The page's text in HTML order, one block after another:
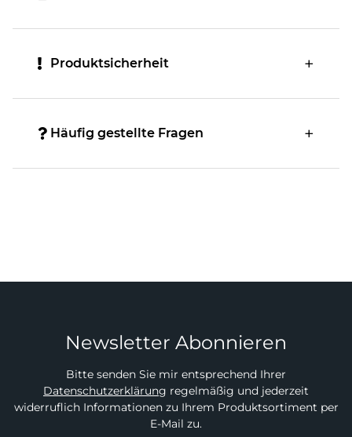
Produktsicherheit
Häufig gestellte Fragen
Newsletter Abonnieren
Bitte senden Sie mir entsprechend Ihrer
Datenschutzerklärung regelmäßig und jederzeit
widerruflich Informationen zu Ihrem Produktsortiment per
E-Mail zu.